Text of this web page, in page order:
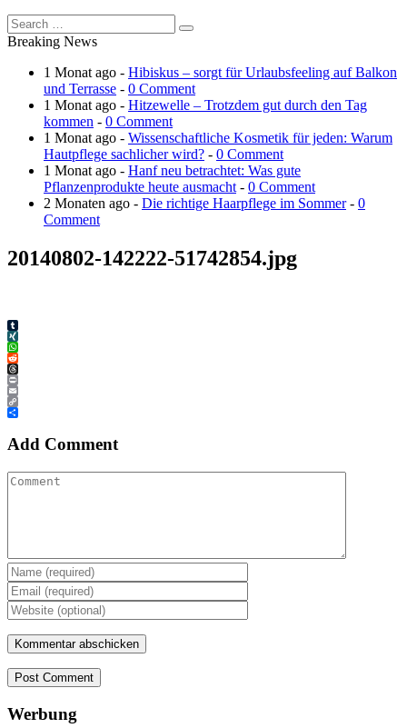
Breaking News
1 Monat ago - Hibiskus – sorgt für Urlaubsfeeling auf Balkon
und Terrasse - 0 Comment
1 Monat ago - Hitzewelle – Trotzdem gut durch den Tag
kommen - 0 Comment
1 Monat ago - Wissenschaftliche Kosmetik für jeden: Warum
Hautpflege sachlicher wird? - 0 Comment
1 Monat ago - Hanf neu betrachtet: Was gute
Pflanzenprodukte heute ausmacht - 0 Comment
2 Monaten ago - Die richtige Haarpflege im Sommer- 0
Comment
20140802-142222-51742854.jpg
Tumblr
XING
WhatsApp
Reddit
Threads
Print
Email
Copy
Link
Teilen
Add Comment
Post Comment
Werbung